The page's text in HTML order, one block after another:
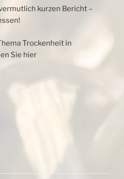
kurzen Bericht –
Trockenheit in
Sie hier